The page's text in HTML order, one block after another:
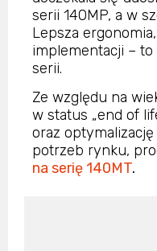
serii 140MP, a w
Lepsza
implementacji –
serii.
Ze względu na
w status „end of
oraz
potrzeb rynku,
na serię 140MT.